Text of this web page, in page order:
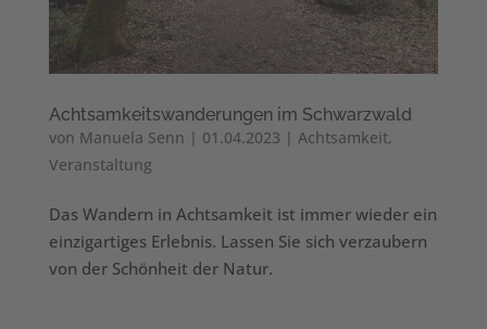
Achtsamkeitswanderungen im Schwarzwald
von Manuela Senn | 01.04.2023 | Achtsamkeit,
Veranstaltung
Das Wandern in Achtsamkeit ist immer wieder ein
einzigartiges Erlebnis. Lassen Sie sich verzaubern
von der Schönheit der Natur.